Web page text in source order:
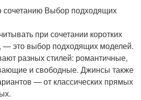
Выбор подходящих
при сочетании коротких
— это выбор подходящих моделей.
разных стилей: романтичные,
и свободные. Джинсы также
— от классических прямых